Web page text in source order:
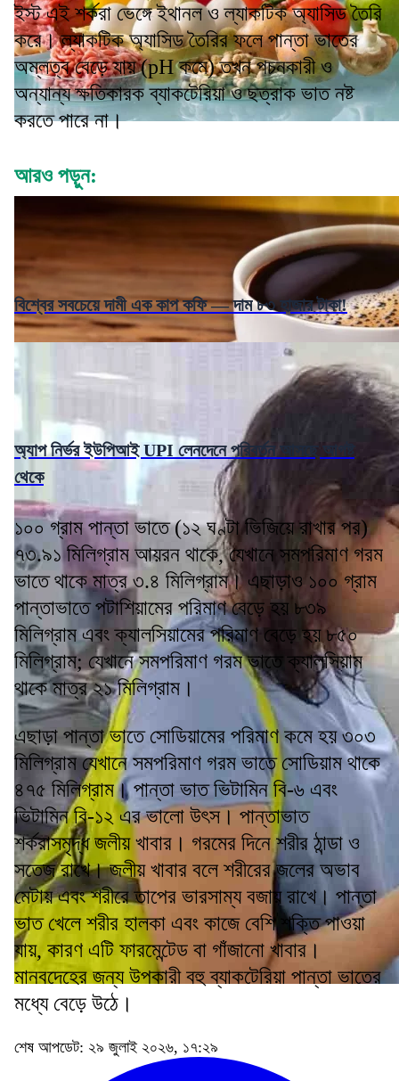
ইস্ট এই শর্করা ভেঙ্গে ইথানল ও ল্যাকটিক অ্যাসিড তৈরি
করে। ল্যাকটিক অ্যাসিড তৈরির ফলে পান্তা ভাতের
অম্লত্ব বেড়ে যায় (pH কমে) তখন পচনকারী ও
অন্যান্য ক্ষতিকারক ব্যাকটেরিয়া ও ছত্রাক ভাত নষ্ট
করতে পারে না।
আরও পড়ুন:
বিশ্বের সবচেয়ে দামী এক কাপ কফি — দাম ৮৩ হাজার টাকা!
অ্যাপ নির্ভর ইউপিআই UPI লেনদেনে পরিবর্তন আসছে আগষ্ট
থেকে
১০০ গ্রাম পান্তা ভাতে (১২ ঘণ্টা ভিজিয়ে রাখার পর)
৭৩.৯১ মিলিগ্রাম আয়রন থাকে, যেখানে সমপরিমাণ গরম
ভাতে থাকে মাত্র ৩.৪ মিলিগ্রাম। এছাড়াও ১০০ গ্রাম
পান্তাভাতে পটাশিয়ামের পরিমাণ বেড়ে হয় ৮৩৯
মিলিগ্রাম এবং ক্যালসিয়ামের পরিমাণ বেড়ে হয় ৮৫০
মিলিগ্রাম; যেখানে সমপরিমাণ গরম ভাতে ক্যালসিয়াম
থাকে মাত্র ২১ মিলিগ্রাম।
এছাড়া পান্তা ভাতে সোডিয়ামের পরিমাণ কমে হয় ৩০৩
মিলিগ্রাম যেখানে সমপরিমাণ গরম ভাতে সোডিয়াম থাকে
৪৭৫ মিলিগ্রাম। পান্তা ভাত ভিটামিন বি-৬ এবং
ভিটামিন বি-১২ এর ভালো উৎস। পান্তাভাত
শর্করাসমৃদ্ধ জলীয় খাবার। গরমের দিনে শরীর ঠান্ডা ও
সতেজ রাখে। জলীয় খাবার বলে শরীরের জলের অভাব
মেটায় এবং শরীরে তাপের ভারসাম্য বজায় রাখে। পান্তা
ভাত খেলে শরীর হালকা এবং কাজে বেশি শক্তি পাওয়া
যায়, কারণ এটি ফারমেন্টেড বা গাঁজানো খাবার।
মানবদেহের জন্য উপকারী বহু ব্যাকটেরিয়া পান্তা ভাতের
মধ্যে বেড়ে উঠে।
শেষ আপডেট: ২৯ জুলাই ২০২৬, ১৭:২৯